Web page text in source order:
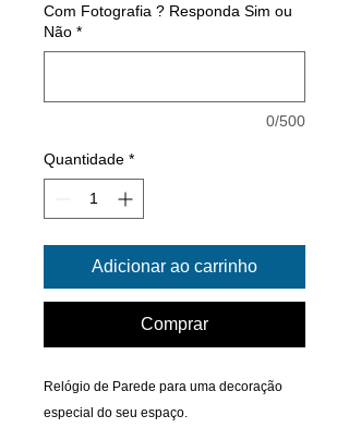
Com Fotografia ? Responda Sim ou
Não *
0/500
Quantidade *
Adicionar ao carrinho
Comprar
Relógio de Parede para uma decoração
especial do seu espaço.